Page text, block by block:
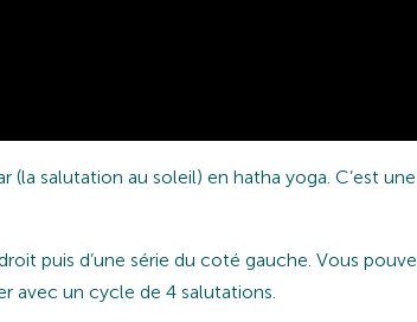
salutation au soleil) en hatha yoga. C’est
puis d’une série du coté gauche. Vous
avec un cycle de 4 salutations.